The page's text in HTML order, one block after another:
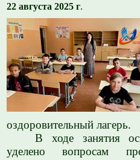
22 августа 2025 г.
оздоровительный лагерь.
В ходе занятия
уделено вопросам